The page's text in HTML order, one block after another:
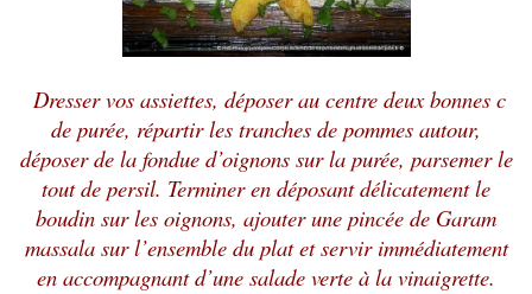
Dresser vos assiettes, déposer au centre deux bonnes c
de purée, répartir les tranches de pommes autour,
déposer de la fondue d’oignons sur la purée, parsemer le
tout de persil. Terminer en déposant délicatement le
boudin sur les oignons, ajouter une pincée de Garam
massala sur l’ensemble du plat et servir immédiatement
en accompagnant d’une salade verte à la vinaigrette.